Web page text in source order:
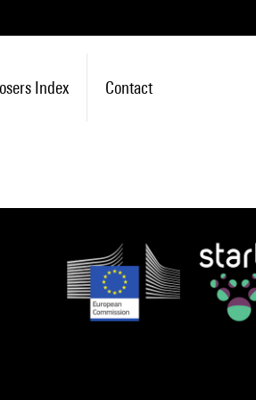
Index Contact